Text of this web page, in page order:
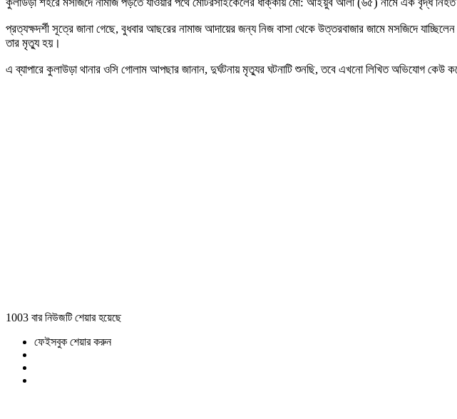
প্রত্যক্ষদর্শী সূত্রে জানা গেছে, বুধবার আছরের নামাজ আদায়ের জন্য নিজ বাসা থেকে উত্তরবাজার জামে মসজিদে
তার মৃত্যু হয়।
এ ব্যাপারে কুলাউড়া থানার ওসি গোলাম আপছার জানান, দুর্ঘটনায় মৃত্যুর ঘটনাটি শুনছি, তবে এখনো লিখিত অভিযোগ কেউ
1003 বার নিউজটি শেয়ার হয়েছে
ফেইসবুক শেয়ার করুন